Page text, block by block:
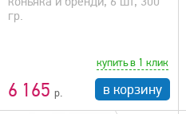
гр.
6 165
купить в 1 клик
в корзину